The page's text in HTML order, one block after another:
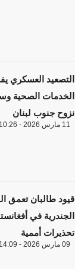
التصعيد العسكري
الخدمات الصحية
نزوح جنوب لبنان
11 مارس 2026 - 10:26
قيود طالبان تعمق
الجندرية في
تحذيرات أممية
09 مارس 2026 - 14:09